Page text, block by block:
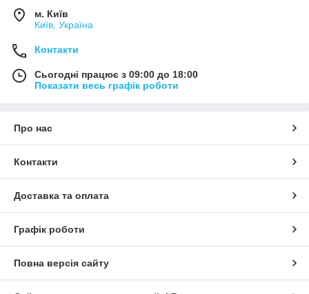
м. Київ
Київ, Україна
Контакти
Сьогодні працює з 09:00 до 18:00
Показати весь графік роботи
Про нас
Контакти
Доставка та оплата
Графік роботи
Повна версія сайту